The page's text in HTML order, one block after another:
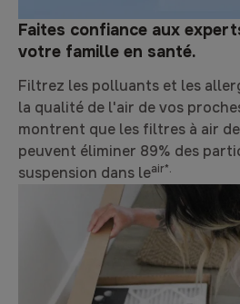
Faites confiance aux
votre famille en santé.
Filtrez les polluants et les
la qualité de l'air de vos
montrent que les filtres à air
peuvent éliminer 89% des
suspension dans leair*.